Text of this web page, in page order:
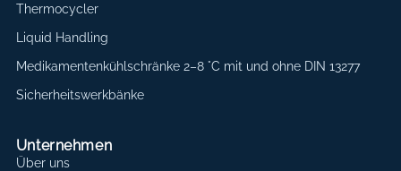
Thermocycler
Liquid Handling
Medikamentenkühlschränke 2–8 °C mit und ohne DIN 13277
Sicherheitswerkbänke
Unternehmen
Über uns